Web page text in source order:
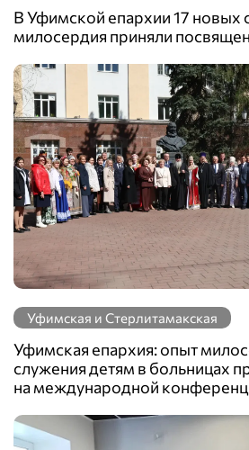
В Уфимской епархии 17 новых
милосердия приняли
Уфимская и Стерлитамакская
Уфимская епархия: опыт
служения детям в больницах
на международной